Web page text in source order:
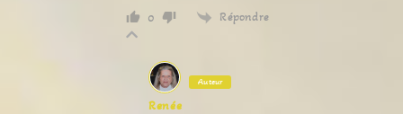
0 Répondre
Auteur
Renée